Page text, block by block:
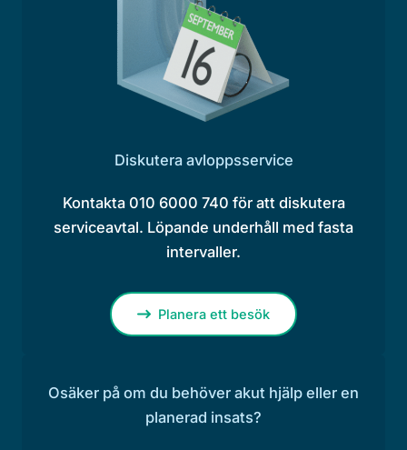
Diskutera avloppsservice
Kontakta 010 6000 740 för att diskutera
serviceavtal. Löpande underhåll med fasta
intervaller.
Planera ett besök
Osäker på om du behöver akut hjälp eller en
planerad insats?